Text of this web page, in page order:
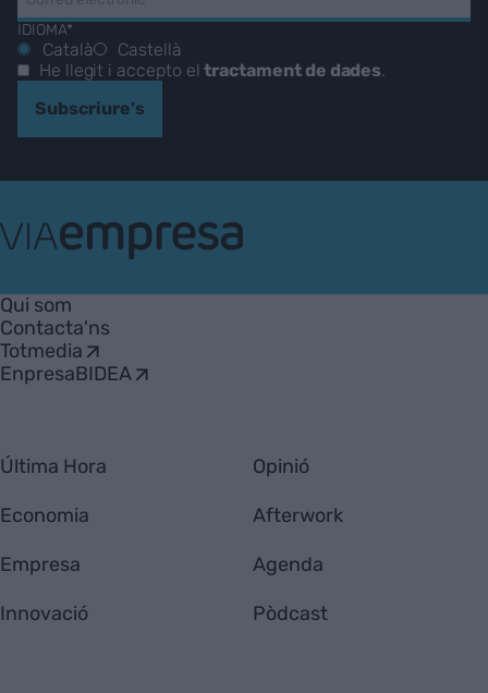
IDIOMA*
Català
Castellà
He llegit i accepto eltractament de dades.
Subscriure's
Empresa
Qui som
Contacta'ns
Totmedia
EnpresaBIDEA
Última Hora
Economia
Empresa
Innovació
Opinió
Afterwork
Agenda
Pòdcast